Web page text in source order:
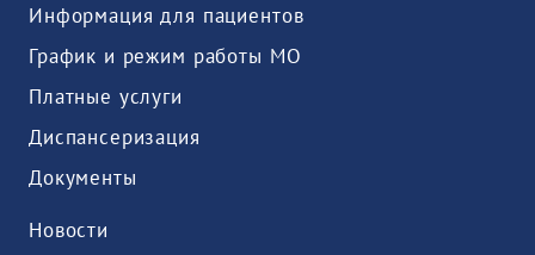
Информация для пациентов
График и режим работы МО
Платные услуги
Диспансеризация
Документы
Новости